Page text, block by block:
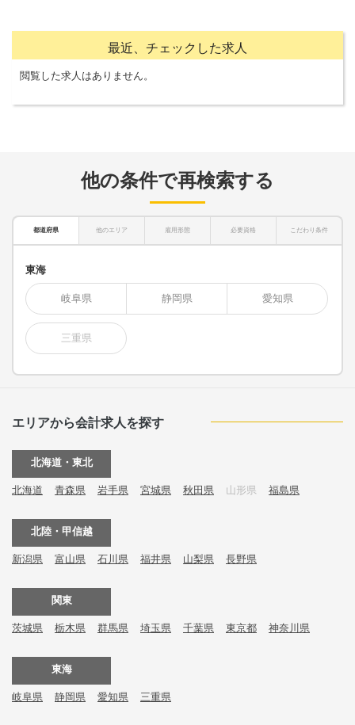
最近、チェックした求人
閲覧した求人はありません。
他の条件で再検索する
都道府県 他のエリア 雇用形態 必要資格 こだわり条件
東海
岐阜県 静岡県 愛知県
三重県
エリアから会計求人を探す
北海道・東北
北海道 青森県 岩手県 宮城県 秋田県 山形県 福島県
北陸・甲信越
新潟県 富山県 石川県 福井県 山梨県 長野県
関東
茨城県 栃木県 群馬県 埼玉県 千葉県 東京都 神奈川県
東海
岐阜県 静岡県 愛知県 三重県